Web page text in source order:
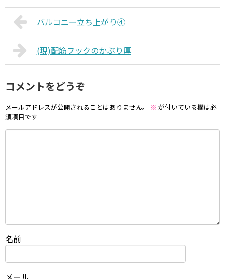
バルコニー立ち上がり④
(現)配筋フックのかぶり厚
コメントをどうぞ
メールアドレスが公開されることはありません。 ※ が付いている欄は必
須項目です
名前